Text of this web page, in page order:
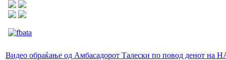
Видео обраќањe од Амбасадорот Талески по повод денот на